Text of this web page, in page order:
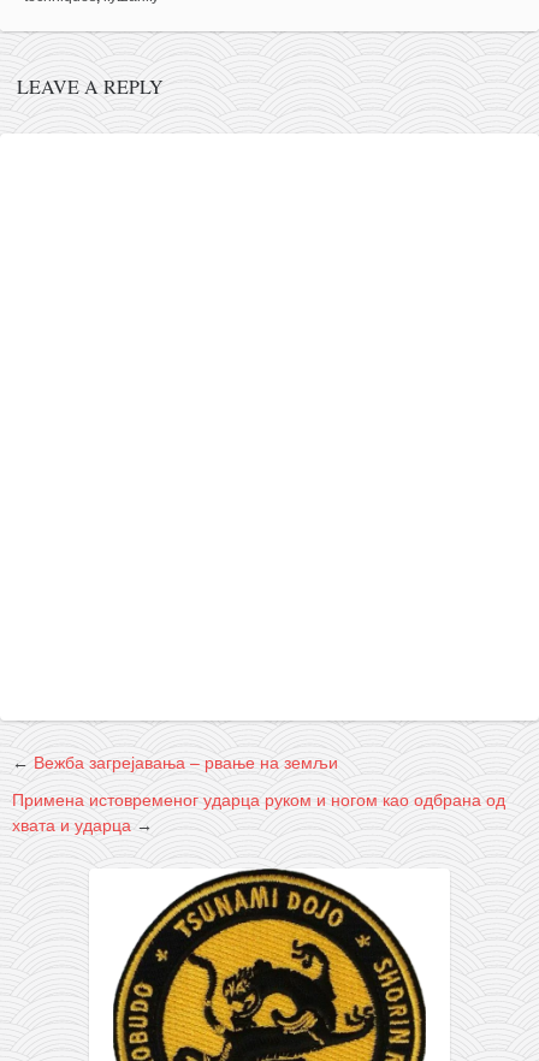
моја прича
моја прича
фотке
LEAVE A REPLY
← Вежба загрејавања – рвање на земљи
Примена истовременог ударца руком и ногом као одбрана од
хвата и ударца→